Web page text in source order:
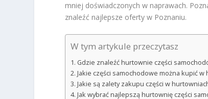
mniej doświadczonych w naprawach.
znaleźć najlepsze oferty w Poznaniu.
W tym artykule przeczytasz
Gdzie znaleźć hurtownie części
Jakie części samochodowe można kupić w
Jakie są zalety zakupu części w
Jak wybrać najlepszą hurtownię części